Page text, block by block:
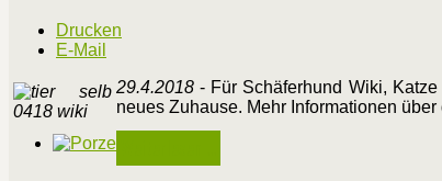
Drucken
E-Mail
29.4.2018 - Für Schäferhund Wiki,
neues Zuhause. Mehr Informationen